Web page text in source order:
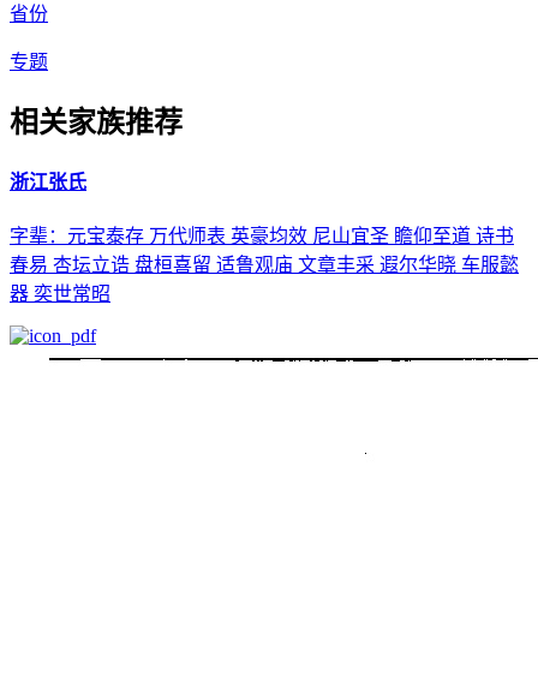
省份
专题
相关家族推荐
浙江张氏
字辈：元宝泰存 万代师表 英豪均效 尼山宜圣 瞻仰至道 诗书
春易 杏坛立诰 盘桓喜留 适鲁观庙 文章丰采 遐尔华晓 车服懿
器 奕世常昭